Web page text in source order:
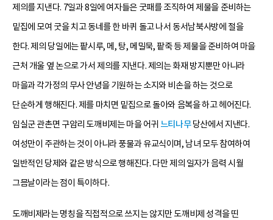
제의를 지낸다. 7일과 8일에 여자들은 굿패를 조직하여 제물을 준비하는
밑집에 모여 굿을 치고 동네를 한 바퀴 돌고 나서 동서남북사방에 절을
한다. 제의 당일에는 팥시루, 메, 탕, 메밀묵, 팥죽 등 제물을 준비하여 마을
근처 개울 옆 논으로 가서 제의를 지낸다. 제의는 화재 방지뿐만 아니라
마을과 각가정의 무사 안녕을 기원하는 소지와 비손을 하는 것으로
단순하게 행해진다. 제를 마치면 밑집으로 돌아와 음복을 하고 헤어진다.
임실군 관촌면 구암리 도깨비제는 마을 어귀 느티나무당산에서 지낸다.
여성만이 주관하는 것이 아니라 풍물과 유교식이며, 남녀 모두 참여하여
일반적인 당제와 같은 방식으로 행해진다. 다만 제의 일자가 음력 시월
그믐날이라는 점이 특이하다.
도깨비제라는 명칭을 직접적으로 쓰지는 않지만 도깨비제 성격을 띤